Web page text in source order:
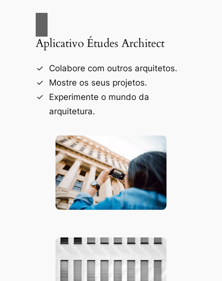
Aplicativo Études Architect
Colabore com outros arquitetos.
Mostre os seus projetos.
Experimente o mundo da
arquitetura.